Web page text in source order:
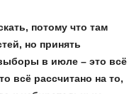
потому что там
но принять
в июле – это всё
всё рассчитано на то,